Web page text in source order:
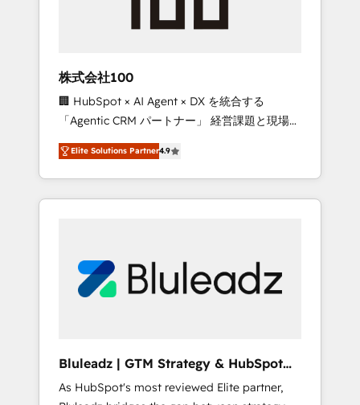
from any legacy CRM. Zero downtime, full
data integrity. ➤ Implementation: Configure
HubSpot to run your revenue process. Sales,
marketing, and service wired together. ➤ AI
and Integrations: Layer Breeze AI, custom
agents, and APIs to remove manual work. ➤
Ongoing Management: Monthly tune-ups,
portal? We are built for the work.
株式会社100
🏢 HubSpot × AI Agent × DX を統合する
「Agentic CRM パートナー」 経営課題と現場業
務をつなぐAIネイティブ・エージェンシーとし
て、HubSpot Eliteの実装力で顧客フロント業務
を再設計します。 💡 100inc は何をする会社
か？ HubSpotを共通基盤に、AIエージェントを
部・グループ会社・部門が分立する組織で、デ
ータと業務プロセスのサイロ化を、CRMを軸と
ら、GTMの見える化・自動化まで。全Hub統合
運用、データ品質設計、グループ横断のCRM統
Elite Solutions Partner4.9
Bluleadz | GTM Strategy & HubSpot
Implementation
As HubSpot's most reviewed Elite partner,